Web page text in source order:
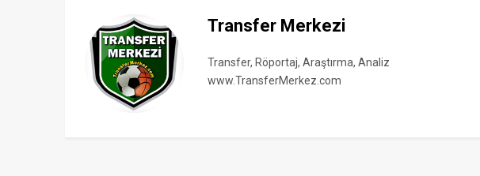
Transfer Merkezi
Transfer, Röportaj, Araştırma, Analiz
www.TransferMerkez.com